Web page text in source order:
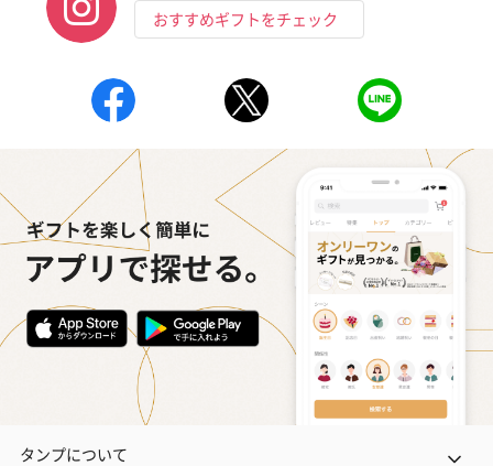
プレミアムビール イネ
ディット（712円）
実楽山田錦 特別純米
酒（655円）
ジョニ－ウ
ブラック１２
おつまみ・その他
お酒にぴったりのおつまみ・サプリを同梱してお届けいたしま
す。
おすすめギフトをチェック
タンプについて